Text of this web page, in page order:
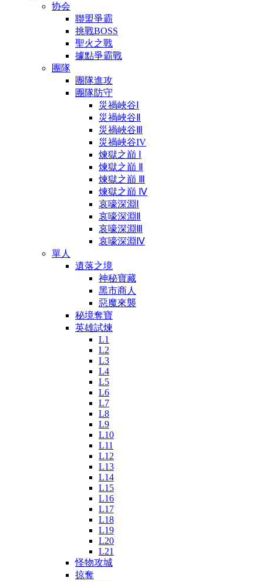
协会
聯盟爭霸
挑戰BOSS
聖火之戰
據點爭霸戰
團隊
團隊進攻
團隊防守
災禍峽谷Ⅰ
災禍峽谷Ⅱ
災禍峽谷Ⅲ
災禍峽谷IV
煉獄之巔 Ⅰ
煉獄之巔 Ⅱ
煉獄之巔 Ⅲ
煉獄之巔 Ⅳ
哀嚎深淵Ⅰ
哀嚎深淵Ⅱ
哀嚎深淵Ⅲ
哀嚎深淵Ⅳ
單人
遺落之境
神秘寶藏
黑市商人
惡魔來襲
秘境奪寶
英雄試煉
L1
L2
L3
L4
L5
L6
L7
L8
L9
L10
L11
L12
L13
L14
L15
L16
L17
L18
L19
L20
L21
怪物攻城
掠奪